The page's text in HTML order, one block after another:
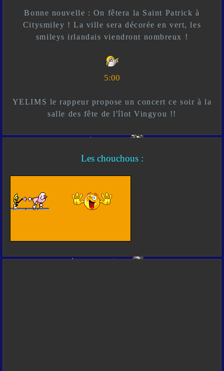
Bonne nouvelle : On fêtera la Saint Patrick à
Citysmiley ! La ville sera décorée en vert, les
smileys irlandais viendront nombreux !
5:00
YELIMS le rappeur propose un concert ce soir à la
salle des fête de l'îlot Vingyou !!
Les chouchous :